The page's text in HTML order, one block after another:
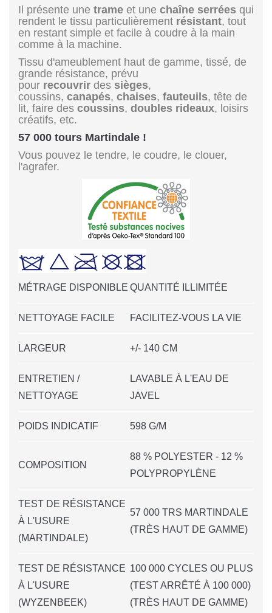
Il présente une trame et une chaîne serrées qui
rendent le tissu particulièrement résistant, tout
en restant simple et facile à coudre à la main
comme à la machine.
Tissu d'ameublement haut de gamme, tissé, de
grande résistance, prévu
pour recouvrir des sièges,
coussins, canapés, chaises, fauteuils, tête de
lit, faire des coussins, doubles rideaux, loisirs
créatifs, etc.
57 000 tours Martindale !
Vous pouvez le tendre, le coudre, le clouer,
l'agrafer.
MÉTRAGE DISPONIBLE QUANTITÉ ILLIMITÉE
NETTOYAGE FACILE FACILITEZ-VOUS LA VIE
LARGEUR +/- 140 CM
ENTRETIEN /
NETTOYAGE
LAVABLE À L'EAU DE
JAVEL
POIDS INDICATIF 598 G/M
COMPOSITION
88 % POLYESTER - 12 %
POLYPROPYLÈNE
TEST DE RÉSISTANCE
À L'USURE
(MARTINDALE)
57 000 TRS MARTINDALE
(TRÈS HAUT DE GAMME)
TEST DE RÉSISTANCE
À L'USURE
(WYZENBEEK)
100 000 CYCLES OU PLUS
(TEST ARRÊTÉ À 100 000)
(TRÈS HAUT DE GAMME)